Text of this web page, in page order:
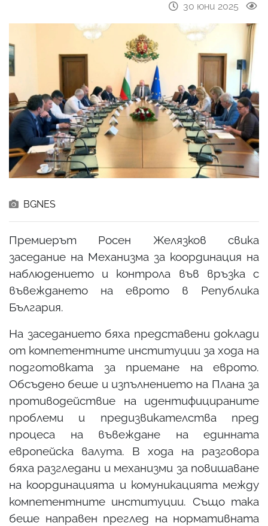
30 юни 2025
BGNES
Премиерът Росен Желязков свика
заседание на Механизма за координация на
наблюдението и контрола във връзка с
въвеждането на еврото в Република
България.
На заседанието бяха представени доклади
от компетентните институции за хода на
подготовката за приемане на еврото.
Обсъдено беше и изпълнението на Плана за
противодействие на идентифицираните
проблеми и предизвикателства пред
процеса на въвеждане на единната
европейска валута. В хода на разговора
бяха разгледани и механизми за повишаване
на координацията и комуникацията между
компетентните институции. Също така
беше направен преглед на нормативната